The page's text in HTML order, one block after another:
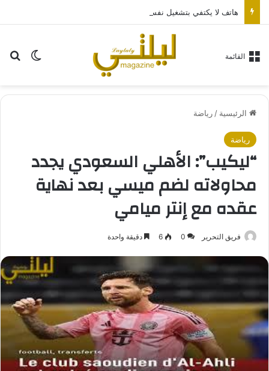
الوضع القائمة
الرئيسية /رياضة
رياضة
“ليكيب”: الأهلي السعودي يجدد
محاولاته لضم ميسي بعد نهاية
عقده مع إنتر ميامي
فريق التحرير 0
6 دقيقة واحدة